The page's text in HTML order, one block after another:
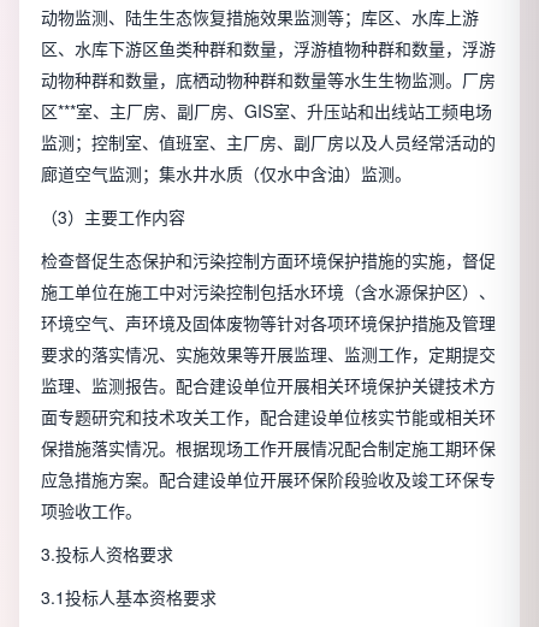
动物监测、陆生生态恢复措施效果监测等；库区、水库上游
区、水库下游区鱼类种群和数量，浮游植物种群和数量，浮游
动物种群和数量，底栖动物种群和数量等水生生物监测。厂房
区***室、主厂房、副厂房、GIS室、升压站和出线站工频电场
监测；控制室、值班室、主厂房、副厂房以及人员经常活动的
廊道空气监测；集水井水质（仅水中含油）监测。
（3）主要工作内容
检查督促生态保护和污染控制方面环境保护措施的实施，督促
施工单位在施工中对污染控制包括水环境（含水源保护区）、
环境空气、声环境及固体废物等针对各项环境保护措施及管理
要求的落实情况、实施效果等开展监理、监测工作，定期提交
监理、监测报告。配合建设单位开展相关环境保护关键技术方
面专题研究和技术攻关工作，配合建设单位核实节能或相关环
保措施落实情况。根据现场工作开展情况配合制定施工期环保
应急措施方案。配合建设单位开展环保阶段验收及竣工环保专
项验收工作。
3.投标人资格要求
3.1投标人基本资格要求